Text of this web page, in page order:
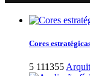
Cores
5 111355